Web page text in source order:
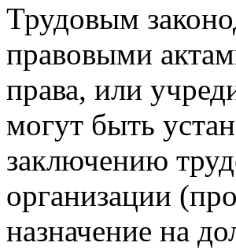
Трудовым
правовыми
права, или
могут быть
заключению
организации
назначение на